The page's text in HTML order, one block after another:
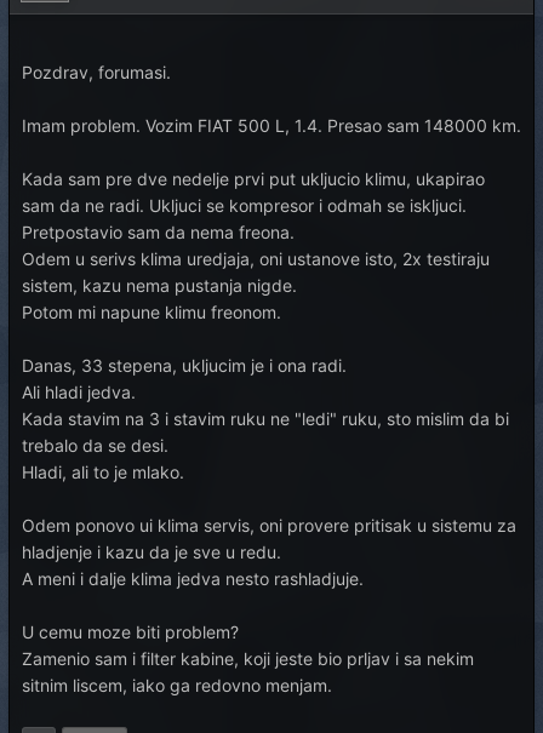
Pozdrav, forumasi.
Imam problem. Vozim FIAT 500 L, 1.4. Presao sam 148000 km.
Kada sam pre dve nedelje prvi put ukljucio klimu, ukapirao
sam da ne radi. Ukljuci se kompresor i odmah se iskljuci.
Pretpostavio sam da nema freona.
Odem u serivs klima uredjaja, oni ustanove isto, 2x testiraju
sistem, kazu nema pustanja nigde.
Potom mi napune klimu freonom.
Danas, 33 stepena, ukljucim je i ona radi.
Ali hladi jedva.
Kada stavim na 3 i stavim ruku ne "ledi" ruku, sto mislim da bi
trebalo da se desi.
Hladi, ali to je mlako.
Odem ponovo ui klima servis, oni provere pritisak u sistemu za
hladjenje i kazu da je sve u redu.
A meni i dalje klima jedva nesto rashladjuje.
U cemu moze biti problem?
Zamenio sam i filter kabine, koji jeste bio prljav i sa nekim
sitnim liscem, iako ga redovno menjam.